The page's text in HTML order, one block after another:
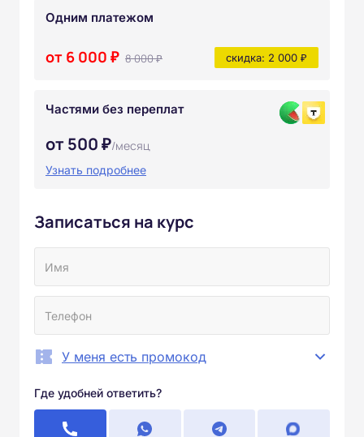
Одним платежом
от 6 000 ₽ 8 000 ₽ скидка: 2 000 ₽
Частями без переплат
от 500 ₽/месяц
Узнать подробнее
Записаться на курс
У меня есть промокод
Где удобней ответить?